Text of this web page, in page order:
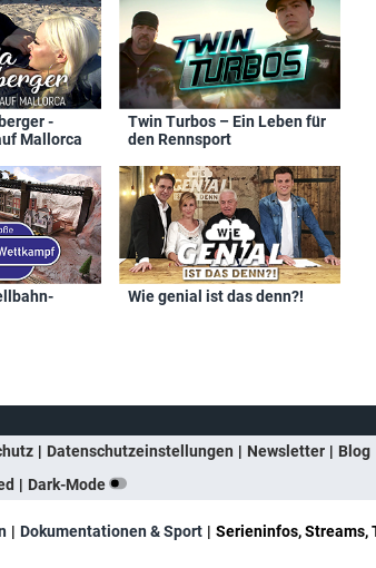
-
Mallorca
Twin Turbos – Ein Leben für
den Rennsport
Wie genial ist das denn?!
Datenschutzeinstellungen Newsletter
Blog
Dark-Mode
Dokumentationen & Sport Serieninfos, Streams,